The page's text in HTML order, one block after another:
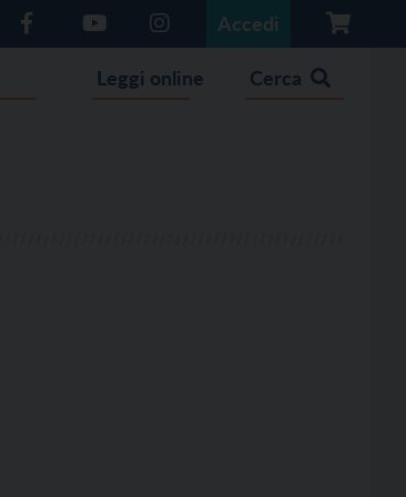
Accedi
Leggi online Cerca